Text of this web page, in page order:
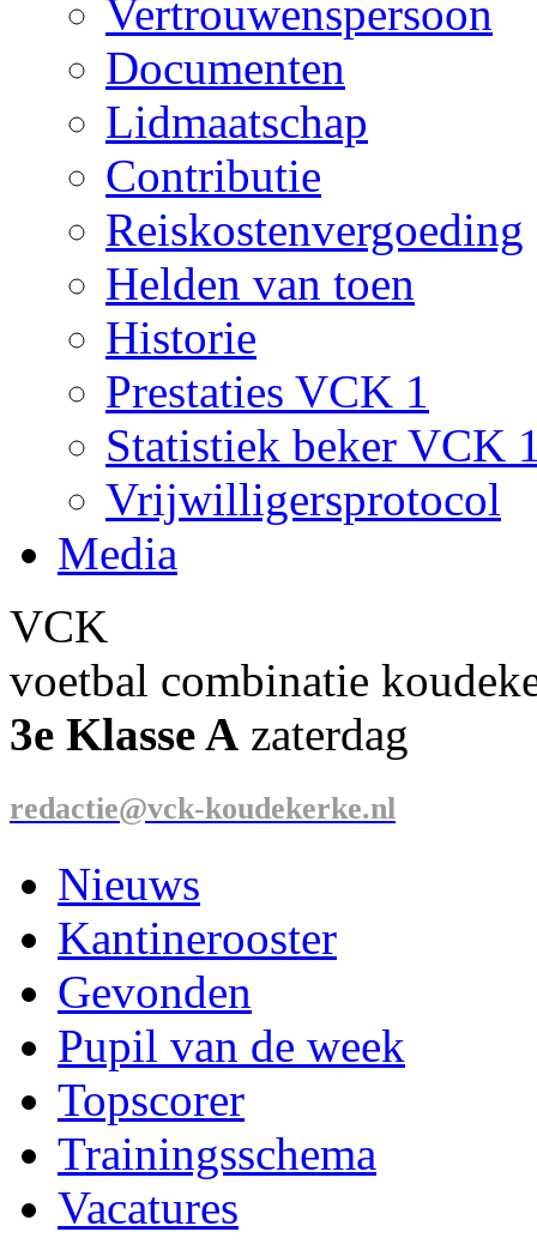
Vertrouwenspersoon
Documenten
Lidmaatschap
Contributie
Reiskostenvergoeding
Helden van toen
Historie
Prestaties VCK 1
Statistiek beker VCK
Vrijwilligersprotocol
Media
VCK
voetbal combinatie
3e Klasse A zaterdag
redactie@vck-koudekerke.nl
Nieuws
Kantinerooster
Gevonden
Pupil van de week
Topscorer
Trainingsschema
Vacatures